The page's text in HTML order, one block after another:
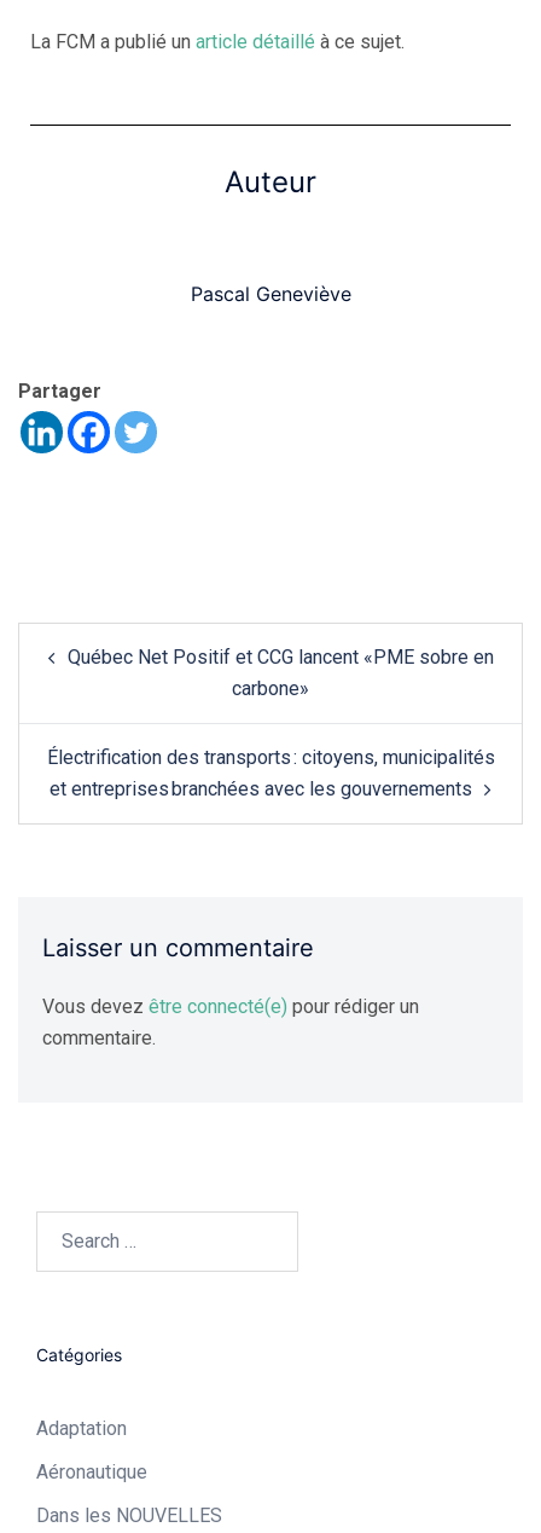
La FCM a publié un article détaillé à ce sujet.
Auteur
Pascal Geneviève
Partager
Québec Net Positif et CCG lancent «PME sobre en
carbone»
Électrification des transports : citoyens, municipalités
et entreprises branchées avec les gouvernements
Laisser un commentaire
Vous devez être connecté(e) pour rédiger un
commentaire.
Catégories
Adaptation
Aéronautique​
Dans les NOUVELLES